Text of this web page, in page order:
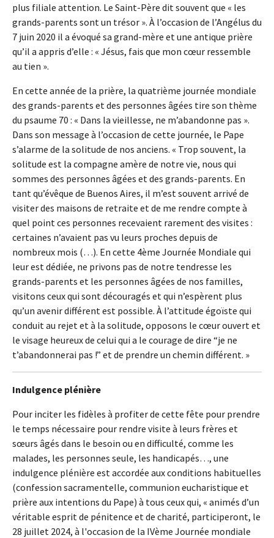
plus filiale attention. Le Saint-Père dit souvent que « les
grands-parents sont un trésor ». À l’occasion de l’Angélus du
7 juin 2020 il a évoqué sa grand-mère et une antique prière
qu’il a appris d’elle : « Jésus, fais que mon cœur ressemble
au tien ».
En cette année de la prière, la quatrième journée mondiale
des grands-parents et des personnes âgées tire son thème
du psaume 70 : « Dans la vieillesse, ne m’abandonne pas ».
Dans son message à l’occasion de cette journée, le Pape
s’alarme de la solitude de nos anciens. « Trop souvent, la
solitude est la compagne amère de notre vie, nous qui
sommes des personnes âgées et des grands-parents. En
tant qu’évêque de Buenos Aires, il m’est souvent arrivé de
visiter des maisons de retraite et de me rendre compte à
quel point ces personnes recevaient rarement des visites :
certaines n’avaient pas vu leurs proches depuis de
nombreux mois (…). En cette 4ème Journée Mondiale qui
leur est dédiée, ne privons pas de notre tendresse les
grands-parents et les personnes âgées de nos familles,
visitons ceux qui sont découragés et qui n’espèrent plus
qu’un avenir différent est possible. À l’attitude égoïste qui
conduit au rejet et à la solitude, opposons le cœur ouvert et
le visage heureux de celui qui a le courage de dire “je ne
t’abandonnerai pas !” et de prendre un chemin différent. »
Indulgence plénière
Pour inciter les fidèles à profiter de cette fête pour prendre
le temps nécessaire pour rendre visite à leurs frères et
sœurs âgés dans le besoin ou en difficulté, comme les
malades, les personnes seule, les handicapés…, une
indulgence plénière est accordée aux conditions habituelles
(confession sacramentelle, communion eucharistique et
prière aux intentions du Pape) à tous ceux qui, « animés d’un
véritable esprit de pénitence et de charité, participeront, le
28 juillet 2024, à l'occasion de la IVème Journée mondiale